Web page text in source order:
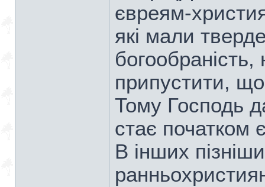
євреям-
які мали
припустити,
Тому Господь
стає початком
В інших